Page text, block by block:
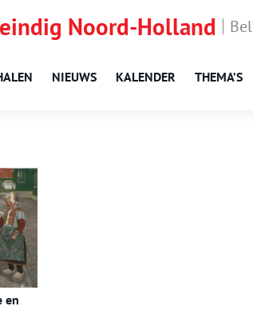
Noord-Holland
NIEUWS KALENDER THEMA’S
en